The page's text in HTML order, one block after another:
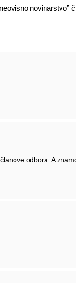
novinarstvo”
odbora. A